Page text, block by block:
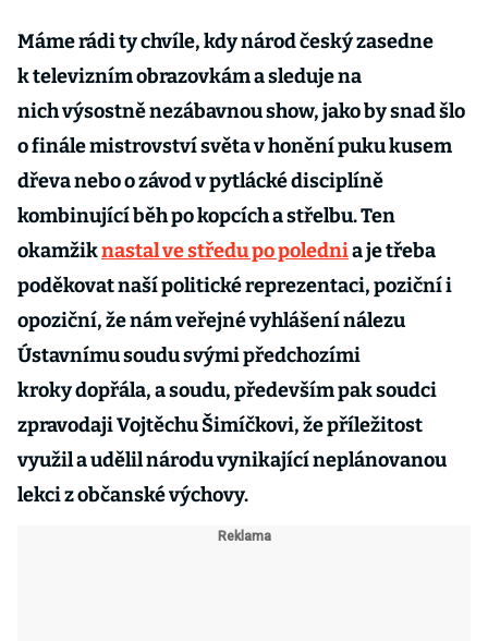
Máme rádi ty chvíle, kdy národ český zasedne
k televizním obrazovkám a sleduje na
nich výsostně nezábavnou show, jako by snad šlo
o finále mistrovství světa v honění puku kusem
dřeva nebo o závod v pytlácké disciplíně
kombinující běh po kopcích a střelbu. Ten
okamžiknastal ve středu po polednia je třeba
poděkovat naší politické reprezentaci, poziční i
opoziční, že nám veřejné vyhlášení nálezu
Ústavnímu soudu svými předchozími
kroky dopřála, a soudu, především pak soudci
zpravodaji Vojtěchu Šimíčkovi, že příležitost
využil a udělil národu vynikající neplánovanou
lekci z občanské výchovy.